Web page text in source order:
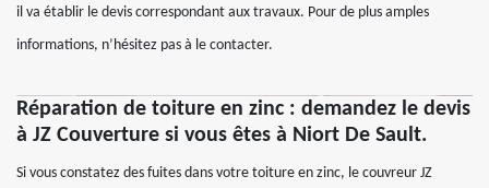
il va établir le devis correspondant aux travaux. Pour de plus amples
informations, n’hésitez pas à le contacter.
Réparation de toiture en zinc : demandez le devis
à JZ Couverture si vous êtes à Niort De Sault.
Si vous constatez des fuites dans votre toiture en zinc, le couvreur JZ